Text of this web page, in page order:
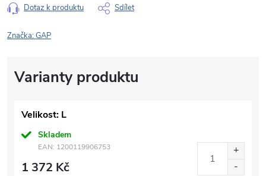
Dotaz k produktu Sdílet
Značka:GAP
Velikost: L
Skladem
EAN: 1200119906753
1 372 Kč